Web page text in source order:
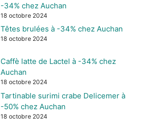
-34% chez Auchan
18 octobre 2024
Têtes brulées à -34% chez Auchan
18 octobre 2024
Caffè latte de Lactel à -34% chez
Auchan
18 octobre 2024
Tartinable surimi crabe Delicemer à
-50% chez Auchan
18 octobre 2024